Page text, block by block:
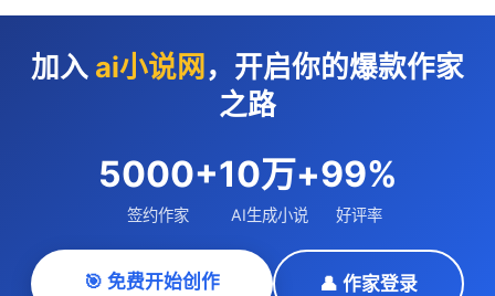
加入 ai小说网 ，开启你的爆款作家
之路
5000+
签约作家
10万+
AI生成小说
99%
好评率
🎯 免费开始创作 👤 作家登录